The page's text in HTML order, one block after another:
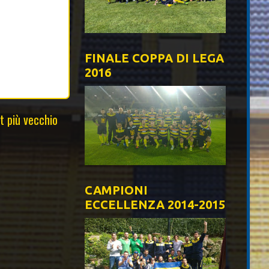
più vecchio
FINALE COPPA DI LEGA
2016
CAMPIONI
ECCELLENZA 2014-2015